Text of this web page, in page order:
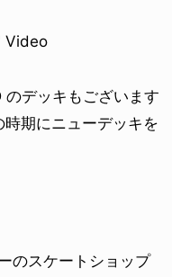
Video
のデッキもございます
期にニューデッキを
のスケートショップ